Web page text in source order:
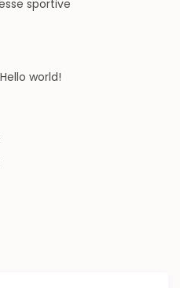
sportive
Hello world!